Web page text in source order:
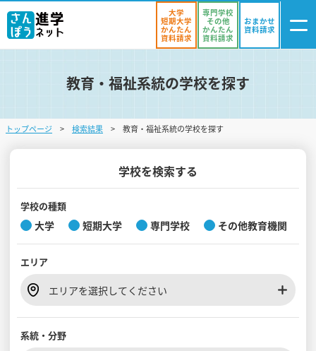
ログイン
・登録
気になる
学校を探す
オープンキャンパスを探す
入試・受験入門
大学
短期大学
かんたん
資料請求
専門学校
その他
かんたん
資料請求
おまかせ
資料請求
教育・福祉系統の学校を探す
トップページ 検索結果 教育・福祉系統の学校を探す
学校を検索する
学校の種類
大学 短期大学 専門学校 その他教育機関
エリア
エリアを選択してください
系統・分野